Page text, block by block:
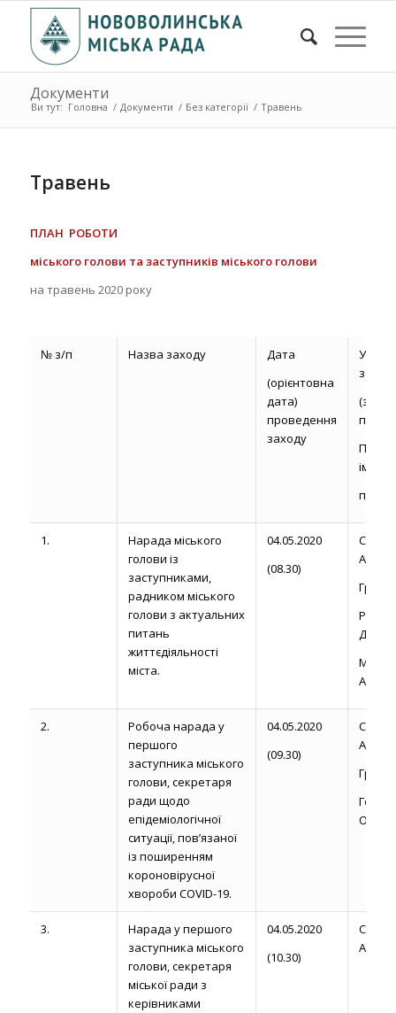
Документи
Ви тут: Головна / Документи / Без категорії / Травень
Травень
ПЛАН РОБОТИ
міського голови та заступників міського голови
на травень 2020 року
№ з/п Назва заходу
Дата
(орієнтовна
дата)
проведення
заходу
(з
ім’я,
по-
1.
Нарада міського
голови із
заступниками,
радником міського
голови з актуальних
питань
життєдіяльності
міста.
04.05.2020
(08.30)
А. М.
Д.
А.
2.
Робоча нарада у
першого
заступника міського
голови, секретаря
ради щодо
епідеміологічної
ситуації, пов’язаної
із поширенням
короновірусної
хвороби COVID-19.
04.05.2020
(09.30)
А. М.
О.М.
3.
Нарада у першого
заступника міського
голови, секретаря
міської ради з
керівниками
04.05.2020
(10.30)
А. М.